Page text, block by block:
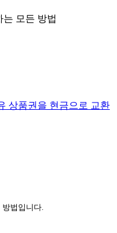
모든 방법
상품권을 현금으로 교환
방법입니다.